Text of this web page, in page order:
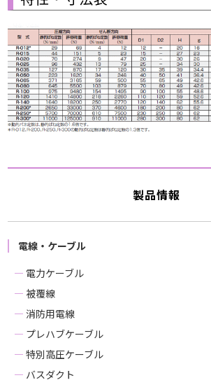
製品情報
電線・ケーブル
電力ケーブル
被覆線
消防用電線
プレハブケーブル
特別高圧ケーブル
バスダクト